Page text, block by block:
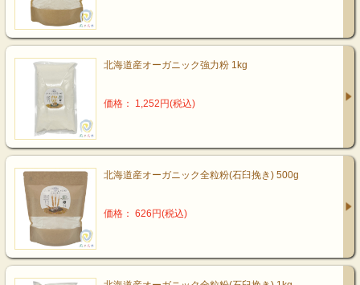
北海道産オーガニック強力粉 1kg
価格： 1,252円(税込)
北海道産オーガニック全粒粉(石臼挽き) 500g
価格： 626円(税込)